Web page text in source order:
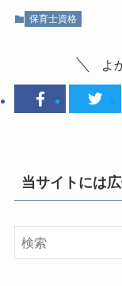
保育士資格
よ
当サイトには